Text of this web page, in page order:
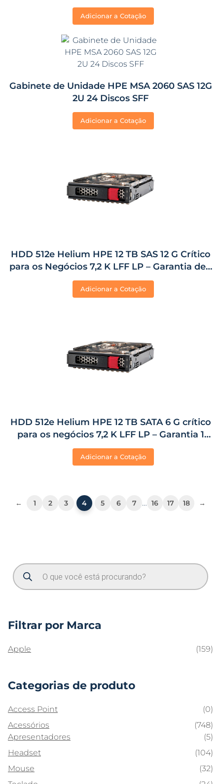
SAS PCIe
Adicionar a Cotação
Gabinete de Unidade HPE MSA 2060 SAS 12G
2U 24 Discos SFF
Adicionar a Cotação
HDD 512e Helium HPE 12 TB SAS 12 G Crítico
para os Negócios 7,2 K LFF LP – Garantia de 1
Ano
Adicionar a Cotação
HDD 512e Helium HPE 12 TB SATA 6 G crítico
para os negócios 7,2 K LFF LP – Garantia 1
Ano
Adicionar a Cotação
← 1 2 3 4 5 6 7 … 16 17 18 →
Filtrar por Marca
Apple (159)
Categorias de produto
Access Point
(0)
Acessórios
(748)
Apresentadores
(5)
Headset
(104)
Mouse
(32)